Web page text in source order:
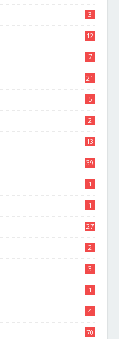
3
12
7
21
5
2
13
39
1
1
27
2
3
1
4
70